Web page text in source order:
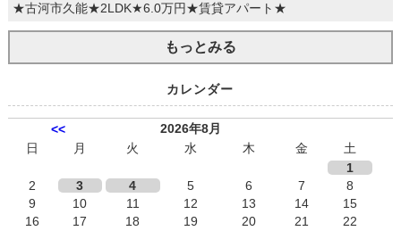
★古河市久能★2LDK★6.0万円★賃貸アパート★
もっとみる
カレンダー
<<
2026年8月
日
月 火 水 木 金
土
1
2
3 4 5 6 7
8
9
10 11 12 13 14
15
16
17 18 19 20 21
22